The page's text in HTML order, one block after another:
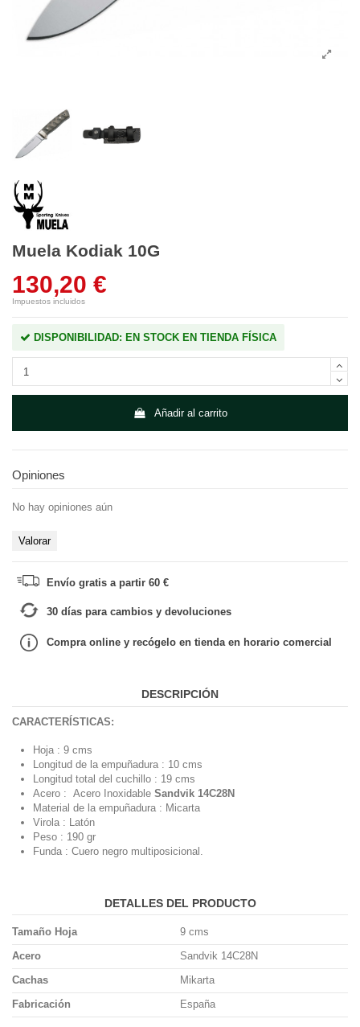
Muela Kodiak 10G
130,20 €
Impuestos incluidos
DISPONIBILIDAD: EN STOCK EN TIENDA FÍSICA
Añadir al carrito
Opiniones
No hay opiniones aún
Valorar
Envío gratis a partir 60 €
30 días para cambios y devoluciones
Compra online y recógelo en tienda en horario comercial
DESCRIPCIÓN
CARACTERÍSTICAS:
Hoja : 9 cms
Longitud de la empuñadura : 10 cms
Longitud total del cuchillo : 19 cms
Acero : Acero Inoxidable Sandvik 14C28N
Material de la empuñadura : Micarta
Virola :
Latón
Peso : 190 gr
Funda : Cuero negro multiposicional.
DETALLES DEL PRODUCTO
Tamaño Hoja
9 cms
Acero
Sandvik 14C28N
Cachas
Mikarta
Fabricación
España